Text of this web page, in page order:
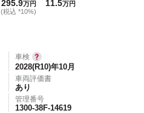
295.9万円
(税込 *10%)
11.5万円
車検
2028(R10)年10月
車両評価書
あり
管理番号
1300-38F-14619